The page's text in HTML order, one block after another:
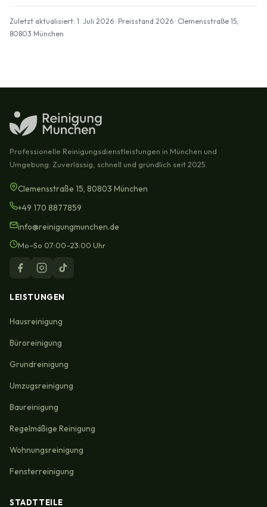
Zuletzt aktualisiert: 1. Juli 2026 · Preisstand 2026 · Clemensstraße 15,
80803 München
Professionelle Reinigungsdienstleistungen in München und
Umgebung. Zuverlässig, schnell und gründlich seit 2025.
Clemensstraße 15, 80803 München
+49 170 8877859
info@reinigungmunchen.de
Mo–So 07:00–23:00 Uhr
LEISTUNGEN
Hausreinigung
Büroreinigung
Grundreinigung
Umzugsreinigung
Baureinigung
Regelmäßige Reinigung
Wohnungsreinigung
Fensterreinigung
STADTTEILE